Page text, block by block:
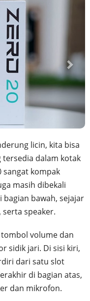
licin, kita bisa
tersedia dalam kotak
sangat kompak
masih dibekali
bagian bawah, sejajar
speaker.
volume dan
sidik jari. Di sisi kiri,
dari satu slot
di bagian atas,
dan mikrofon.